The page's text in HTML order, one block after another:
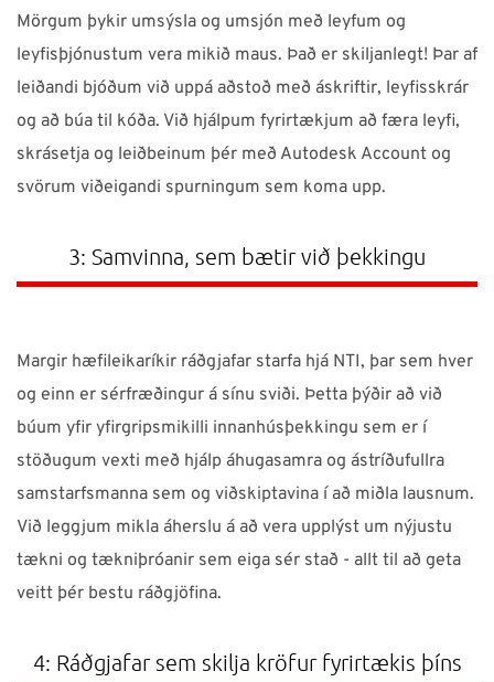
Mörgum þykir umsýsla og umsjón með leyfum og
leyfisþjónustum vera mikið maus. Það er skiljanlegt! Þar af
leiðandi bjóðum við uppá aðstoð með áskriftir, leyfisskrár
og að búa til kóða. Við hjálpum fyrirtækjum að færa leyfi,
skrásetja og leiðbeinum þér með Autodesk Account og
svörum viðeigandi spurningum sem koma upp.
3: Samvinna, sem bætir við þekkingu
Margir hæfileikaríkir ráðgjafar starfa hjá NTI, þar sem hver
og einn er sérfræðingur á sínu sviði. Þetta þýðir að við
búum yfir yfirgripsmikilli innanhúsþekkingu sem er í
stöðugum vexti með hjálp áhugasamra og ástríðufullra
samstarfsmanna sem og viðskiptavina í að miðla lausnum.
Við leggjum mikla áherslu á að vera upplýst um nýjustu
tækni og tækniþróanir sem eiga sér stað - allt til að geta
veitt þér bestu ráðgjöfina.
4: Ráðgjafar sem skilja kröfur fyrirtækis þíns